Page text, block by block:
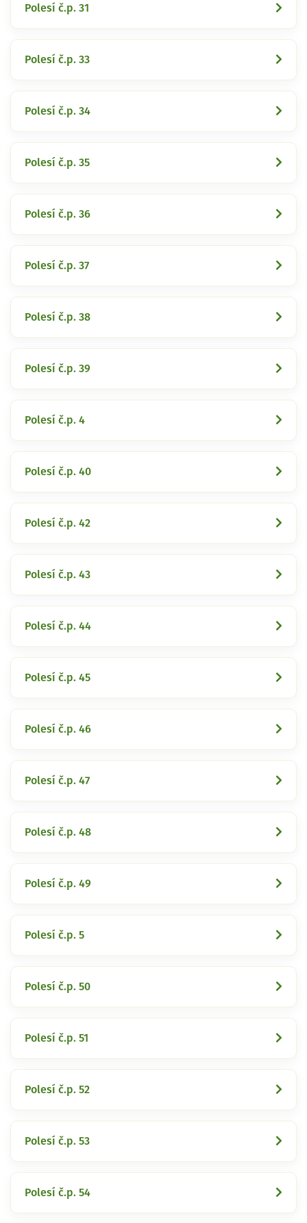
Polesí č.p. 31
Polesí č.p. 33
Polesí č.p. 34
Polesí č.p. 35
Polesí č.p. 36
Polesí č.p. 37
Polesí č.p. 38
Polesí č.p. 39
Polesí č.p. 4
Polesí č.p. 40
Polesí č.p. 42
Polesí č.p. 43
Polesí č.p. 44
Polesí č.p. 45
Polesí č.p. 46
Polesí č.p. 47
Polesí č.p. 48
Polesí č.p. 49
Polesí č.p. 5
Polesí č.p. 50
Polesí č.p. 51
Polesí č.p. 52
Polesí č.p. 53
Polesí č.p. 54